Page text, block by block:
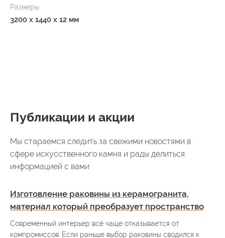
Размеры
3200 x 1440 x 12 мм
Публикации и акции
Мы стараемся следить за свежими новостями в
сфере искусственного камня и рады делиться
информацией с вами
Изготовление раковины из керамогранита,
материал который преобразует пространство
Современный интерьер всё чаще отказывается от
компромиссов. Если раньше выбор раковины сводился к